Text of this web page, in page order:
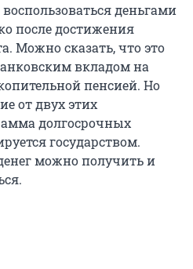
деньгами
после достижения
Можно сказать, что это
вкладом на
пенсией. Но
от двух этих
долгосрочных
государством.
можно получить и